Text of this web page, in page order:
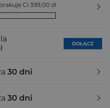
Ci 399,00 zł
DOŁĄCZ
30 dni
30 dni